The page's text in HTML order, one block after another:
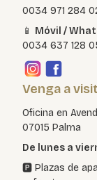
0034 971 284
📱 Móvil /
0034 637 128
Venga a
Oficina en
07015 Palma
De lunes a
🅿️ Plazas de